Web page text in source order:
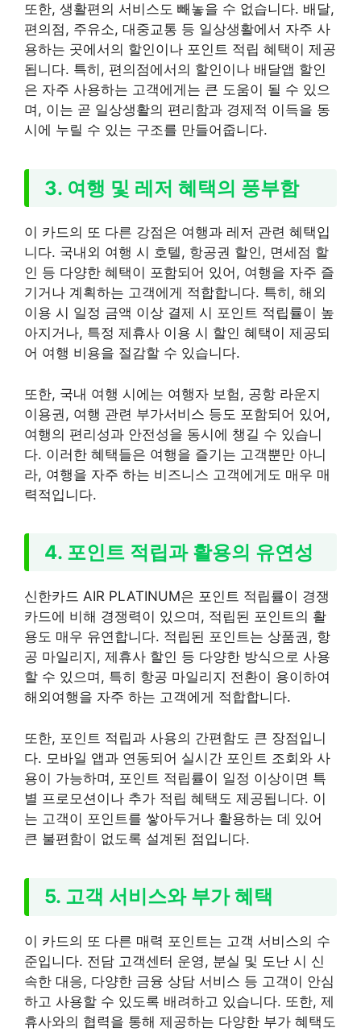
또한, 생활편의 서비스도 빼놓을 수 없습니다. 배달,
편의점, 주유소, 대중교통 등 일상생활에서 자주 사
용하는 곳에서의 할인이나 포인트 적립 혜택이 제공
됩니다. 특히, 편의점에서의 할인이나 배달앱 할인
은 자주 사용하는 고객에게는 큰 도움이 될 수 있으
며, 이는 곧 일상생활의 편리함과 경제적 이득을 동
시에 누릴 수 있는 구조를 만들어줍니다.
3. 여행 및 레저 혜택의 풍부함
이 카드의 또 다른 강점은 여행과 레저 관련 혜택입
니다. 국내외 여행 시 호텔, 항공권 할인, 면세점 할
인 등 다양한 혜택이 포함되어 있어, 여행을 자주 즐
기거나 계획하는 고객에게 적합합니다. 특히, 해외
이용 시 일정 금액 이상 결제 시 포인트 적립률이 높
아지거나, 특정 제휴사 이용 시 할인 혜택이 제공되
어 여행 비용을 절감할 수 있습니다.
또한, 국내 여행 시에는 여행자 보험, 공항 라운지
이용권, 여행 관련 부가서비스 등도 포함되어 있어,
여행의 편리성과 안전성을 동시에 챙길 수 있습니
다. 이러한 혜택들은 여행을 즐기는 고객뿐만 아니
라, 여행을 자주 하는 비즈니스 고객에게도 매우 매
력적입니다.
4. 포인트 적립과 활용의 유연성
신한카드 AIR PLATINUM은 포인트 적립률이 경쟁
카드에 비해 경쟁력이 있으며, 적립된 포인트의 활
용도 매우 유연합니다. 적립된 포인트는 상품권, 항
공 마일리지, 제휴사 할인 등 다양한 방식으로 사용
할 수 있으며, 특히 항공 마일리지 전환이 용이하여
해외여행을 자주 하는 고객에게 적합합니다.
또한, 포인트 적립과 사용의 간편함도 큰 장점입니
다. 모바일 앱과 연동되어 실시간 포인트 조회와 사
용이 가능하며, 포인트 적립률이 일정 이상이면 특
별 프로모션이나 추가 적립 혜택도 제공됩니다. 이
는 고객이 포인트를 쌓아두거나 활용하는 데 있어
큰 불편함이 없도록 설계된 점입니다.
5. 고객 서비스와 부가 혜택
이 카드의 또 다른 매력 포인트는 고객 서비스의 수
준입니다. 전담 고객센터 운영, 분실 및 도난 시 신
속한 대응, 다양한 금융 상담 서비스 등 고객이 안심
하고 사용할 수 있도록 배려하고 있습니다. 또한, 제
휴사와의 협력을 통해 제공하는 다양한 부가 혜택도